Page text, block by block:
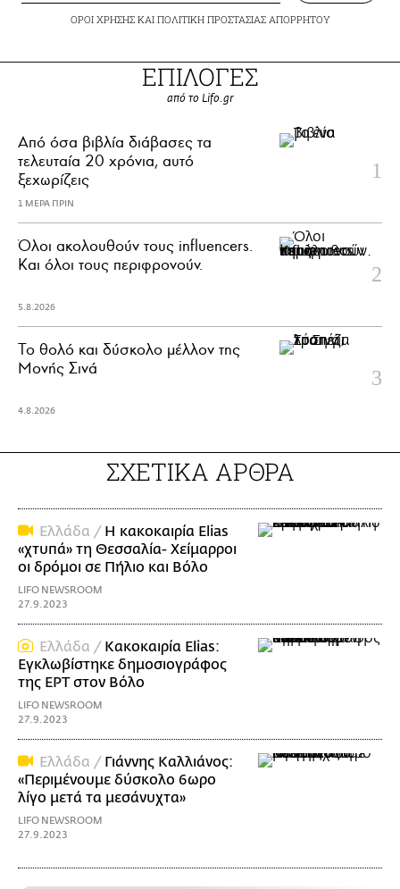
ΟΡΟΙ ΧΡΗΣΗΣΚΑΙ ΠΟΛΙΤΙΚΗ ΠΡΟΣΤΑΣΙΑΣ ΑΠΟΡΡΗΤΟΥ
ΕΠΙΛΟΓΕΣ
από το Lifo.gr
Από όσα βιβλία διάβασες τα
τελευταία 20 χρόνια, αυτό
ξεχωρίζεις
1 ΜΕΡΑ ΠΡΙΝ
Όλοι ακολουθούν τους influencers.
Και όλοι τους περιφρονούν.
5.8.2026
Το θολό και δύσκολο μέλλον της
Μονής Σινά
4.8.2026
ΣΧΕΤΙΚΑ ΑΡΘΡΑ
Ελλάδα / H κακοκαιρία Elias
«χτυπά» τη Θεσσαλία- Χείμαρροι
οι δρόμοι σε Πήλιο και Βόλο
LIFO NEWSROOM
27.9.2023
Ελλάδα / Κακοκαιρία Elias:
Εγκλωβίστηκε δημοσιογράφος
της ΕΡΤ στον Βόλο
LIFO NEWSROOM
27.9.2023
Ελλάδα / Γιάννης Καλλιάνος:
«Περιμένουμε δύσκολο 6ωρο
λίγο μετά τα μεσάνυχτα»
LIFO NEWSROOM
27.9.2023